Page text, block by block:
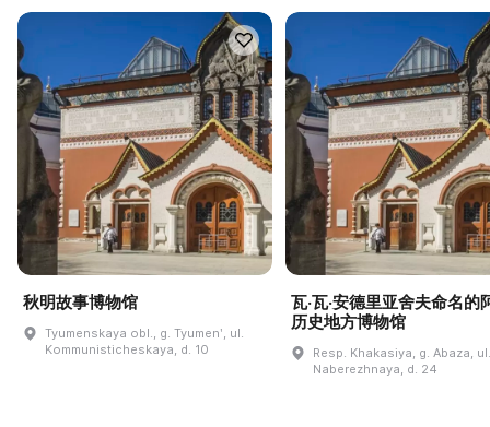
秋明故事博物馆
Tyumenskaya obl., g. Tyumenʹ, ul.
Kommunisticheskaya, d. 10
瓦·瓦·安德里亚舍夫命名的
历史地方博物馆
Resp. Khakasiya, g. Abaza, ul.
Naberezhnaya, d. 24